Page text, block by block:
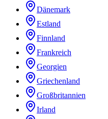
Dänemark
Estland
Finnland
Frankreich
Georgien
Griechenland
Großbritannien
Irland